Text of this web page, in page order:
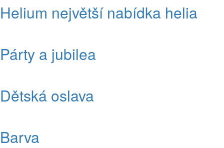
Helium největší nabídka helia
Párty a jubilea
Dětská oslava
Barva